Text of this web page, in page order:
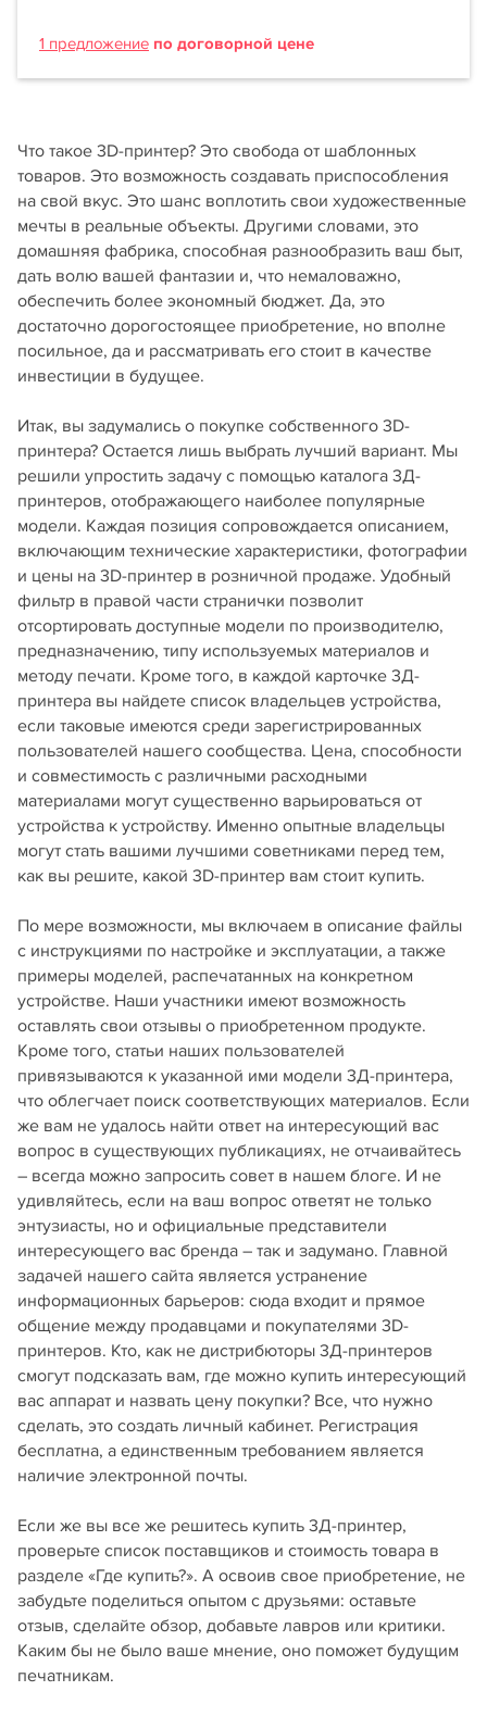
1 предложение по договорной цене
Что такое 3D-принтер? Это свобода от шаблонных
товаров. Это возможность создавать приспособления
на свой вкус. Это шанс воплотить свои художественные
мечты в реальные объекты. Другими словами, это
домашняя фабрика, способная разнообразить ваш быт,
дать волю вашей фантазии и, что немаловажно,
обеспечить более экономный бюджет. Да, это
достаточно дорогостоящее приобретение, но вполне
посильное, да и рассматривать его стоит в качестве
инвестиции в будущее.
Итак, вы задумались о покупке собственного 3D-
принтера? Остается лишь выбрать лучший вариант. Мы
решили упростить задачу с помощью каталога 3Д-
принтеров, отображающего наиболее популярные
модели. Каждая позиция сопровождается описанием,
включающим технические характеристики, фотографии
и цены на 3D-принтер в розничной продаже. Удобный
фильтр в правой части странички позволит
отсортировать доступные модели по производителю,
предназначению, типу используемых материалов и
методу печати. Кроме того, в каждой карточке 3Д-
принтера вы найдете список владельцев устройства,
если таковые имеются среди зарегистрированных
пользователей нашего сообщества. Цена, способности
и совместимость с различными расходными
материалами могут существенно варьироваться от
устройства к устройству. Именно опытные владельцы
могут стать вашими лучшими советниками перед тем,
как вы решите, какой 3D-принтер вам стоит купить.
По мере возможности, мы включаем в описание файлы
с инструкциями по настройке и эксплуатации, а также
примеры моделей, распечатанных на конкретном
устройстве. Наши участники имеют возможность
оставлять свои отзывы о приобретенном продукте.
Кроме того, статьи наших пользователей
привязываются к указанной ими модели 3Д-принтера,
что облегчает поиск соответствующих материалов. Если
же вам не удалось найти ответ на интересующий вас
вопрос в существующих публикациях, не отчаивайтесь
– всегда можно запросить совет в нашем блоге. И не
удивляйтесь, если на ваш вопрос ответят не только
энтузиасты, но и официальные представители
интересующего вас бренда – так и задумано. Главной
задачей нашего сайта является устранение
информационных барьеров: сюда входит и прямое
общение между продавцами и покупателями 3D-
принтеров. Кто, как не дистрибюторы 3Д-принтеров
смогут подсказать вам, где можно купить интересующий
вас аппарат и назвать цену покупки? Все, что нужно
сделать, это создать личный кабинет. Регистрация
бесплатна, а единственным требованием является
наличие электронной почты.
Если же вы все же решитесь купить 3Д-принтер,
проверьте список поставщиков и стоимость товара в
разделе «Где купить?». А освоив свое приобретение, не
забудьте поделиться опытом с друзьями: оставьте
отзыв, сделайте обзор, добавьте лавров или критики.
Каким бы не было ваше мнение, оно поможет будущим
печатникам.